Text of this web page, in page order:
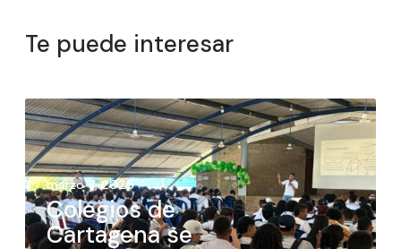
Te puede interesar
marzo 7, 2025
Colegios de
Cartagena se